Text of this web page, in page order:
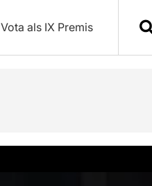
Vota als IX Premis